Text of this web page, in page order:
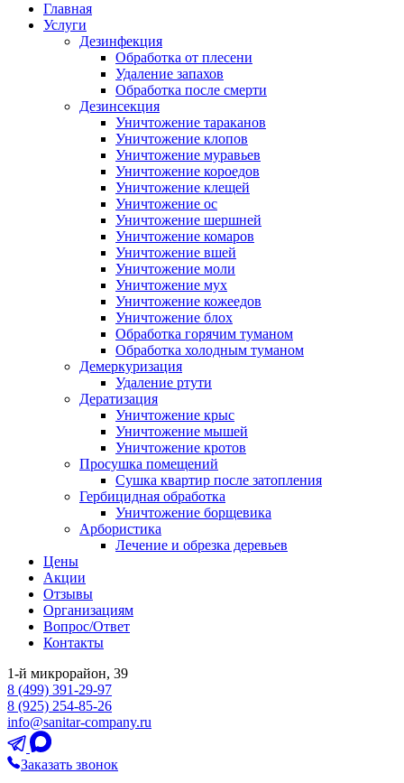
Главная
Услуги
Дезинфекция
Обработка от плесени
Удаление запахов
Обработка после смерти
Дезинсекция
Уничтожение тараканов
Уничтожение клопов
Уничтожение муравьев
Уничтожение короедов
Уничтожение клещей
Уничтожение ос
Уничтожение шершней
Уничтожение комаров
Уничтожение вшей
Уничтожение моли
Уничтожение мух
Уничтожение кожеедов
Уничтожение блох
Обработка горячим туманом
Обработка холодным туманом
Демеркуризация
Удаление ртути
Дератизация
Уничтожение крыс
Уничтожение мышей
Уничтожение кротов
Просушка помещений
Сушка квартир после затопления
Гербицидная обработка
Уничтожение борщевика
Арбористика
Лечение и обрезка деревьев
Цены
Акции
Отзывы
Организациям
Вопрос/Ответ
Контакты
1-й микрорайон, 39
8 (499) 391-29-97
8 (925) 254-85-26
info@sanitar-company.ru
Заказать звонок